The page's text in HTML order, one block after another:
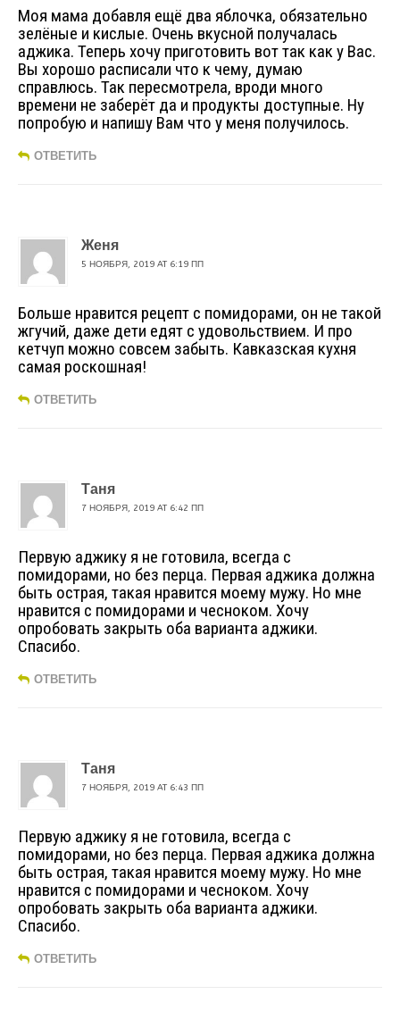
Моя мама добавля ещё два яблочка, обязательно
зелёные и кислые. Очень вкусной получалась
аджика. Теперь хочу приготовить вот так как у Вас.
Вы хорошо расписали что к чему, думаю
справлюсь. Так пересмотрела, вроди много
времени не заберёт да и продукты доступные. Ну
попробую и напишу Вам что у меня получилось.
ОТВЕТИТЬ
Женя
5 НОЯБРЯ, 2019 AT 6:19 ПП
Больше нравится рецепт с помидорами, он не такой
жгучий, даже дети едят с удовольствием. И про
кетчуп можно совсем забыть. Кавказская кухня
самая роскошная!
ОТВЕТИТЬ
Таня
7 НОЯБРЯ, 2019 AT 6:42 ПП
Первую аджику я не готовила, всегда с
помидорами, но без перца. Первая аджика должна
быть острая, такая нравится моему мужу. Но мне
нравится с помидорами и чесноком. Хочу
опробовать закрыть оба варианта аджики.
Спасибо.
ОТВЕТИТЬ
Таня
7 НОЯБРЯ, 2019 AT 6:43 ПП
Первую аджику я не готовила, всегда с
помидорами, но без перца. Первая аджика должна
быть острая, такая нравится моему мужу. Но мне
нравится с помидорами и чесноком. Хочу
опробовать закрыть оба варианта аджики.
Спасибо.
ОТВЕТИТЬ